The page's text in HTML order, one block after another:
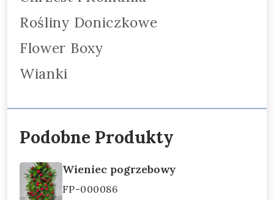
Rośliny Doniczkowe
Flower Boxy
Wianki
Podobne Produkty
Wieniec pogrzebowy
FP-000086